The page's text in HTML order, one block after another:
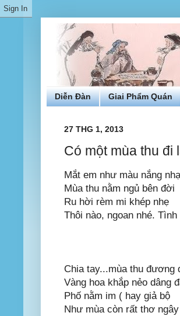
Diễn Đàn Giai Phẩm Quán
27 THG 1, 2013
Có một mùa thu đi
Mắt em như màu nắng
Mùa thu nằm ngủ bên đời
Ru hời rèm mi khép nhẹ
Thôi nào, ngoan nhé.
Chia tay...mùa thu đương
Vàng hoa khắp nẻo dâng
Phố nằm im ( hay giả bộ
Như mùa còn rất thơ